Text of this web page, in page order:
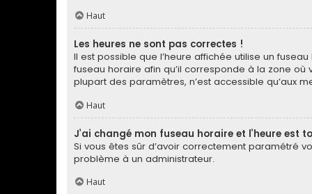
Haut
Les heures ne sont pas correctes !
Il est possible que l’heure affichée utilise un
fuseau horaire afin qu’il corresponde à la zone où
plupart des paramètres, n’est accessible qu’aux
Haut
J’ai changé mon fuseau horaire et l’heure est
Si vous êtes sûr d’avoir correctement paramétré
problème à un administrateur.
Haut